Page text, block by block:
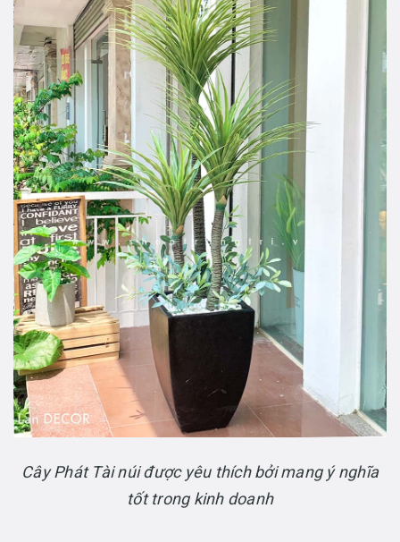
Cây Phát Tài núi được yêu thích bởi mang ý nghĩa
tốt trong kinh doanh